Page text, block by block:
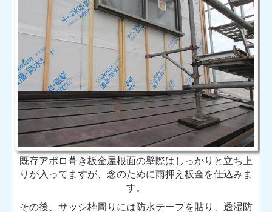
既存アポロ葺き板金屋根面の壁際はしっかりと立ち上
りが入ってますが、念のために雨押え板金を仕込みま
す。
その後、サッシ枠周りには防水テープを貼り、透湿防